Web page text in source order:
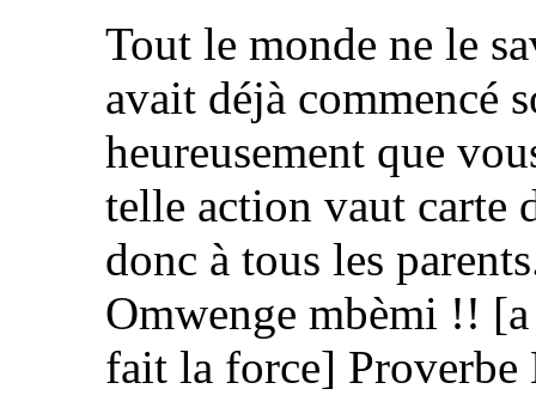
Tout le monde ne le
avait déjà commencé
heureusement que
telle action vaut carte
donc à tous les
Omwenge mbèmi !!
fait la force] Proverbe